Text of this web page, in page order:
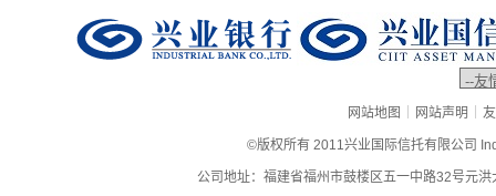
网站地图 | 网站声明 |
©版权所有 2011兴业国际信托有限公司
公司地址：福建省福州市鼓楼区五一中路32号元